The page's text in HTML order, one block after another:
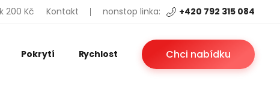
200 Kč Kontakt nonstop linka: +420 792 315 084
Pokrytí Rychlost Chci nabídku